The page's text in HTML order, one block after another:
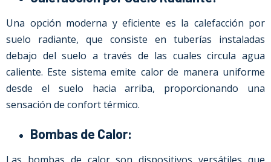
Una opción moderna y eficiente es la calefacción por
suelo radiante, que consiste en tuberías instaladas
debajo del suelo a través de las cuales circula agua
caliente. Este sistema emite calor de manera uniforme
desde el suelo hacia arriba, proporcionando una
sensación de confort térmico.
Bombas de Calor: